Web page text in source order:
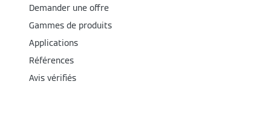
Demander une offre
Gammes de produits
Applications
Références
Avis vérifiés